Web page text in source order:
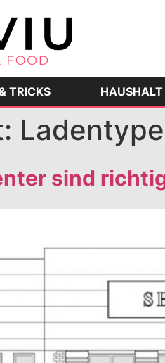
TRICKS HAUSHALT
sind